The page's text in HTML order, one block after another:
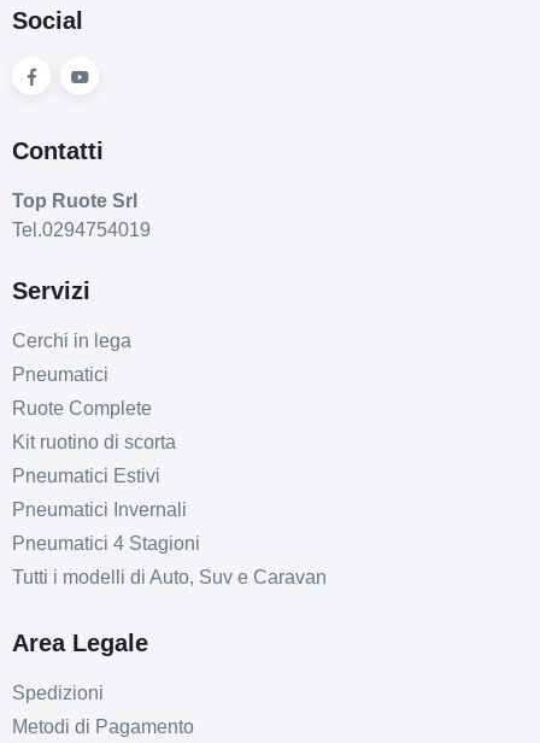
Social
Contatti
Top Ruote Srl
Tel.0294754019
Servizi
Cerchi in lega
Pneumatici
Ruote Complete
Kit ruotino di scorta
Pneumatici Estivi
Pneumatici Invernali
Pneumatici 4 Stagioni
Tutti i modelli di Auto, Suv e Caravan
Area Legale
Spedizioni
Metodi di Pagamento